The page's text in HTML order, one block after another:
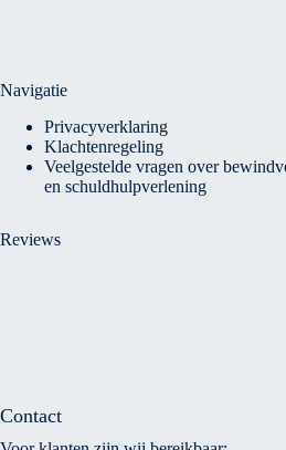
Navigatie
Privacyverklaring
Klachtenregeling
Veelgestelde vragen over
en schuldhulpverlening
Reviews
Contact